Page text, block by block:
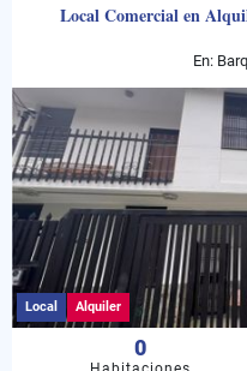
Local Comercial en
En:
Local Alquiler
0